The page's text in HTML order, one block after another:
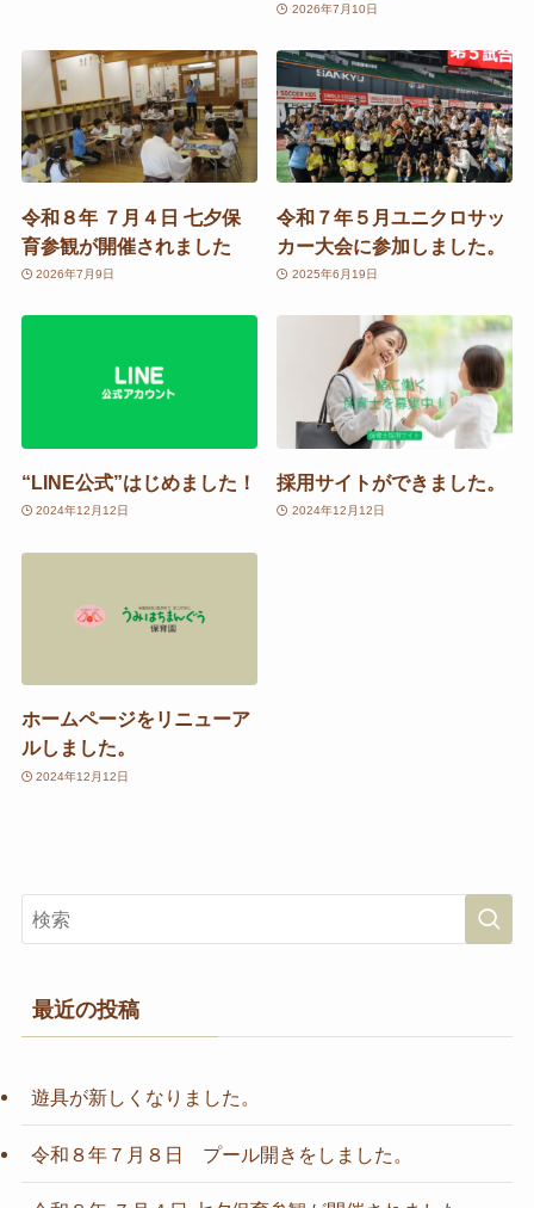
2026年7月10日
令和８年 ７月４日 七夕保
育参観が開催されました
2026年7月9日
令和７年５月ユニクロサッ
カー大会に参加しました。
2025年6月19日
“LINE公式”はじめました！
2024年12月12日
採用サイトができました。
2024年12月12日
ホームページをリニューア
ルしました。
2024年12月12日
最近の投稿
遊具が新しくなりました。
令和８年７月８日 プール開きをしました。